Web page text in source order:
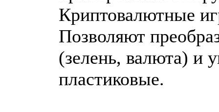
Криптовалютные
Позволяют
(зелень, валюта) и
пластиковые.